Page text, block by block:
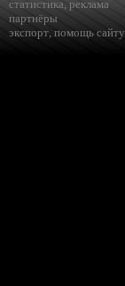
статистика, реклама
партнёры
экспорт, помощь сайту